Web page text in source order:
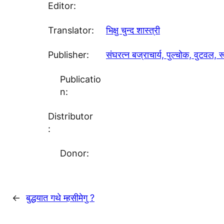
Editor:
Translator: भिक्षु चुन्द शास्त्री
Publisher: संघरत्न बज्राचार्य, पुल्चाेक, वुटवल,
Publicatio
n:
Distributor
:
Donor:
← बुद्धयात गथे म्हसीमेगु ?